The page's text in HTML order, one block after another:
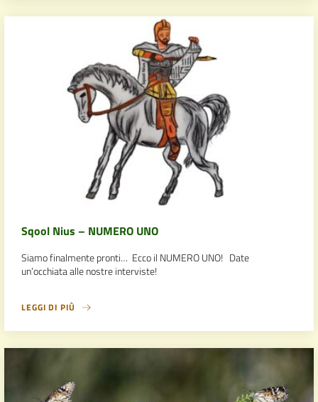
Sqool Nius – NUMERO UNO
Siamo finalmente pronti… Ecco il NUMERO UNO! Date
un’occhiata alle nostre interviste!
LEGGI DI PIÙ